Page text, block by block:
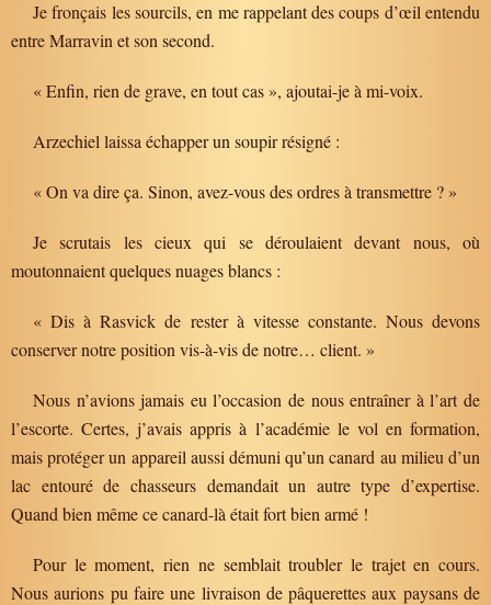
Je fronçais les sourcils, en me rappelant des coups d’œil entendu
entre Marravin et son second.
« Enfin, rien de grave, en tout cas », ajoutai-je à mi-voix.
Arzechiel laissa échapper un soupir résigné :
« On va dire ça. Sinon, avez-vous des ordres à transmettre ? »
Je scrutais les cieux qui se déroulaient devant nous, où
moutonnaient quelques nuages blancs :
« Dis à Rasvick de rester à vitesse constante. Nous devons
conserver notre position vis-à-vis de notre… client. »
Nous n’avions jamais eu l’occasion de nous entraîner à l’art de
l’escorte. Certes, j’avais appris à l’académie le vol en formation,
mais protéger un appareil aussi démuni qu’un canard au milieu d’un
lac entouré de chasseurs demandait un autre type d’expertise.
Quand bien même ce canard-là était fort bien armé !
Pour le moment, rien ne semblait troubler le trajet en cours.
Nous aurions pu faire une livraison de pâquerettes aux paysans de